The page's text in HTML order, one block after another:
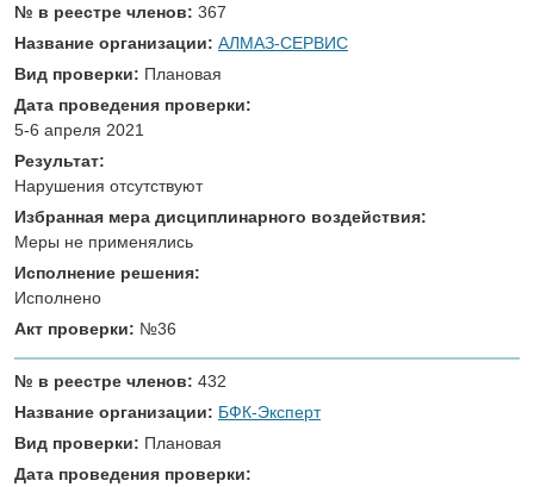
№ в реестре членов: 367
Название организации: АЛМАЗ-СЕРВИС
Вид проверки: Плановая
Дата проведения проверки:
5-6 апреля 2021
Результат:
Нарушения отсутствуют
Избранная мера дисциплинарного воздействия:
Меры не применялись
Исполнение решения:
Исполнено
Акт проверки: №36
№ в реестре членов: 432
Название организации: БФК-Эксперт
Вид проверки: Плановая
Дата проведения проверки: